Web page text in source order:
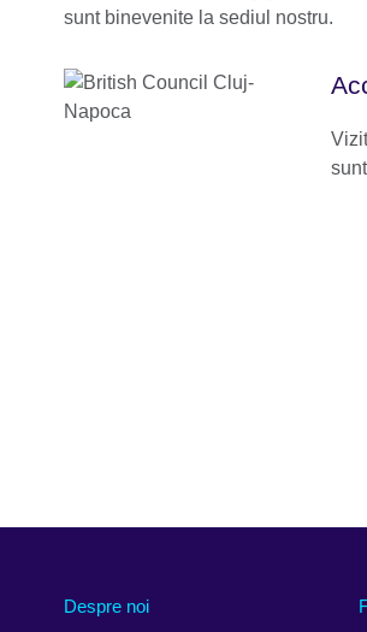
sunt binevenite la sediul nostru.
Despre noi